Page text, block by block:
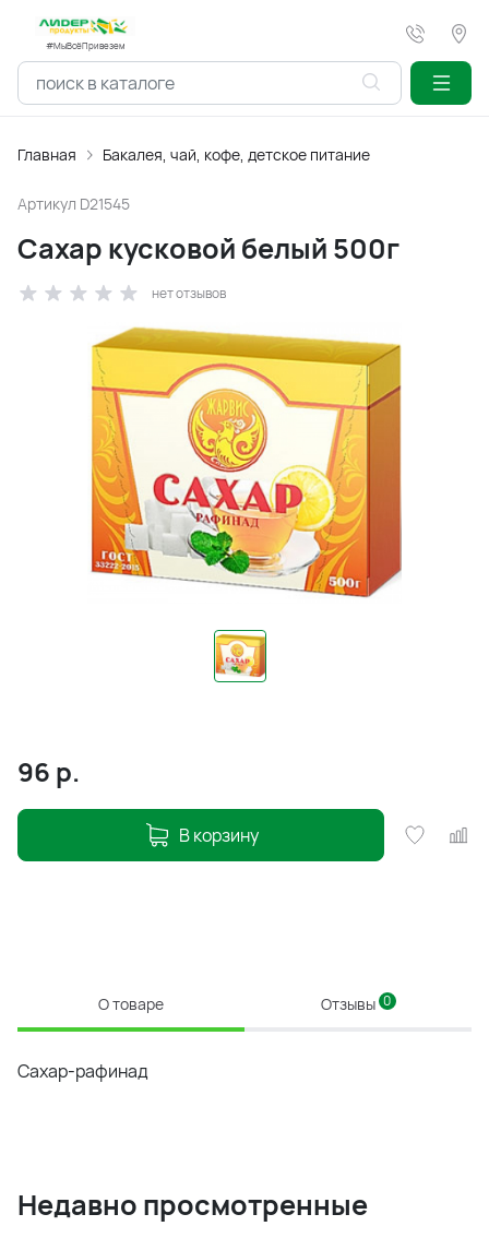
#МыВсёПривезем
Главная Бакалея, чай, кофе, детское питание
Артикул D21545
Сахар кусковой белый 500г
нет отзывов
96 р.
В корзину
О товаре Отзывы 0
Сахар-рафинад
Недавно просмотренные